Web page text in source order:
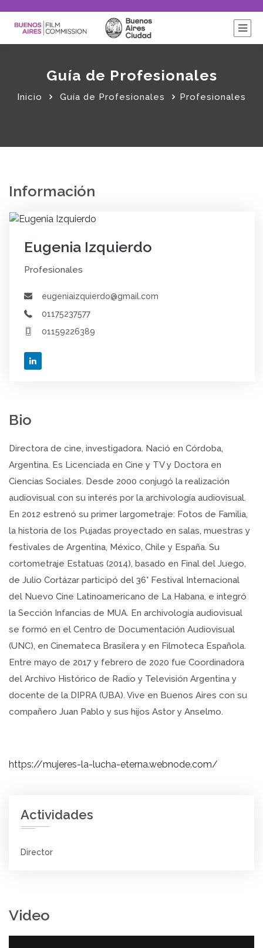
Guía de Profesionales
Inicio Guía de Profesionales Profesionales
Información
Eugenia Izquierdo
Profesionales
eugeniaizquierdo@gmail.com
01175237577
01159226389
Bio
Directora de cine, investigadora. Nació en Córdoba,
Argentina. Es Licenciada en Cine y TV y Doctora en
Ciencias Sociales. Desde 2000 conjugó la realización
audiovisual con su interés por la archivología audiovisual.
En 2012 estrenó su primer largometraje: Fotos de Familia,
la historia de los Pujadas proyectado en salas, muestras y
festivales de Argentina, México, Chile y España. Su
cortometraje Estatuas (2014), basado en Final del Juego,
de Julio Cortázar participó del 36° Festival Internacional
del Nuevo Cine Latinoamericano de La Habana, e integró
la Sección Infancias de MUA. En archivología audiovisual
se formó en el Centro de Documentación Audiovisual
(UNC), en Cinemateca Brasilera y en Filmoteca Española.
Entre mayo de 2017 y febrero de 2020 fue Coordinadora
del Archivo Histórico de Radio y Televisión Argentina y
docente de la DIPRA (UBA). Vive en Buenos Aires con su
compañero Juan Pablo y sus hijos Astor y Anselmo.
https://mujeres-la-lucha-eterna.webnode.com/
Actividades
Director
Video